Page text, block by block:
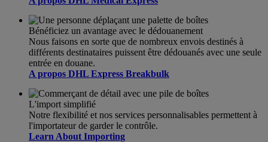
Bénéficiez un avantage avec le dédouanement
Nous faisons en sorte que de nombreux envois destinés à
différents destinataires puissent être dédouanés avec une seule
entrée en douane.
A propos DHL Express Breakbulk
L'import simplifié
Notre flexibilité et nos services personnalisables permettent à
l'importateur de garder le contrôle.
Learn About Importing